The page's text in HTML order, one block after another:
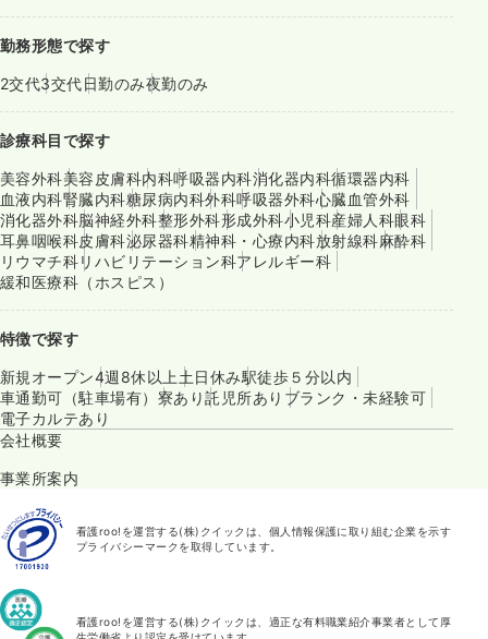
勤務形態で探す
2交代3交代日勤のみ夜勤のみ
診療科目で探す
美容外科美容皮膚科内科呼吸器内科消化器内科循環器内科
血液内科腎臓内科糖尿病内科外科呼吸器外科心臓血管外科
消化器外科脳神経外科整形外科形成外科小児科産婦人科眼科
耳鼻咽喉科皮膚科泌尿器科精神科・心療内科放射線科麻酔科
リウマチ科リハビリテーション科アレルギー科
緩和医療科（ホスピス）
特徴で探す
新規オープン4週8休以上 土日休み駅徒歩５分以内
車通勤可（駐車場有） 寮あり託児所あり ブランク・未経験可
電子カルテあり
会社概要
事業所案内
看護roo!を運営する(株)クイックは、個人情報保護に取り組む企業を示す
プライバシーマークを取得しています。
看護roo!を運営する(株)クイックは、適正な有料職業紹介事業者として厚